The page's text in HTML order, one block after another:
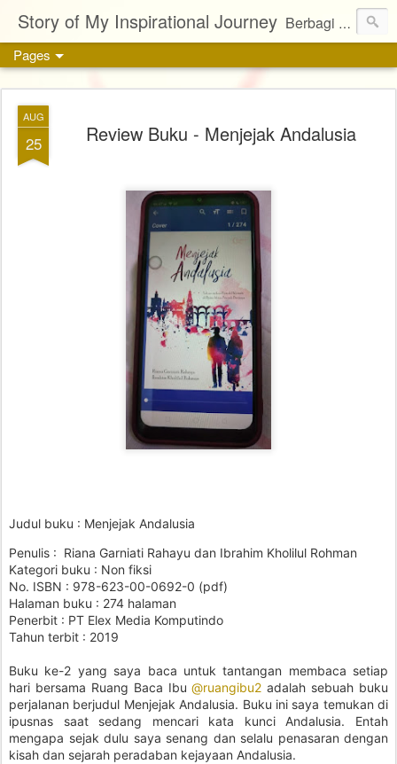
Story of My Inspirational Journey Berbagi kisah, karya, dan inspirasi tentang kehidupan
Pages
AUG
25 Review Buku - Menjejak Andalusia
Judul buku : Menjejak Andalusia
Penulis : Riana Garniati Rahayu dan Ibrahim Kholilul Rohman
Kategori buku : Non fiksi
No. ISBN : 978-623-00-0692-0 (pdf)
Halaman buku : 274 halaman
Penerbit : PT Elex Media Komputindo
Tahun terbit : 2019
Buku ke-2 yang saya baca untuk tantangan membaca setiap
hari bersama Ruang Baca Ibu@ruangibu2 adalah sebuah buku
perjalanan berjudul Menjejak Andalusia. Buku ini saya temukan di
ipusnas saat sedang mencari kata kunci Andalusia. Entah
mengapa sejak dulu saya senang dan selalu penasaran dengan
kisah dan sejarah peradaban kejayaan Andalusia.